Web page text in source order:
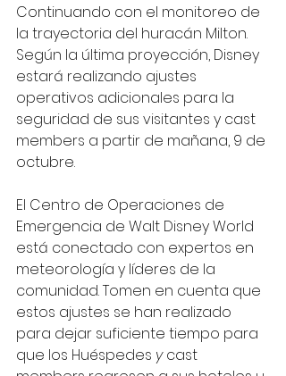
Continuando con el monitoreo de
la trayectoria del huracán Milton.
Según la última proyección, Disney
estará realizando ajustes
operativos adicionales para la
seguridad de sus visitantes y cast
members a partir de mañana, 9 de
octubre.
El Centro de Operaciones de
Emergencia de Walt Disney World
está conectado con expertos en
meteorología y líderes de la
comunidad. Tomen en cuenta que
estos ajustes se han realizado
para dejar suficiente tiempo para
que los Huéspedes y cast